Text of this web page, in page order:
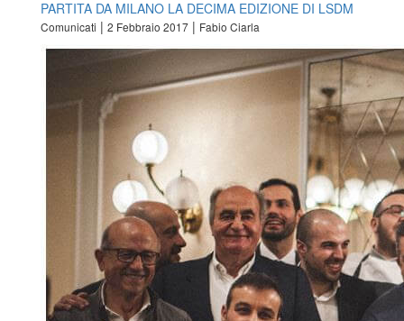
PARTITA DA MILANO LA DECIMA EDIZIONE DI LSDM
Comunicati | 2 Febbraio 2017 | Fabio Ciarla